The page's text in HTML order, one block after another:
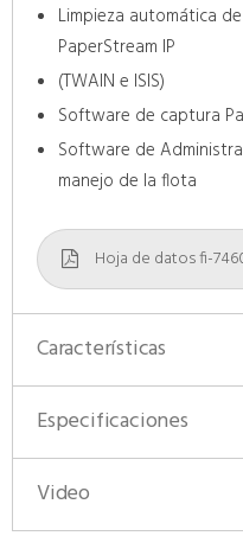
Limpieza automática
PaperStream IP
(TWAIN e ISIS)
Software de captura
Software de
manejo de la flota
Hoja de datos fi-
Características
Especificaciones
Video